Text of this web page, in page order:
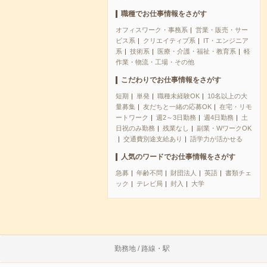
職種でお仕事情報をさがす
オフィスワーク・事務系
営業・販売・サー
ビス系
クリエイティブ系
IT・エンジニア
系
技術系 医療・介護・福祉・教育系
軽
作業・物流・工場・その他
こだわりでお仕事情報をさがす
短期 単発 職種未経験OK
10名以上の大
量募集
友だちと一緒の応募OK
在宅・リモ
ートワーク
週2～3日勤務 週4日勤務
土
日祝のみ勤務
残業なし
副業・WワークOK
交通費別途支給あり
語学力が活かせる
人気のワードでお仕事情報をさがす
急募 年齢不問 財団法人 英語
書類チェ
ック
テレビ局 封入 大学
勤務地 / 路線・駅